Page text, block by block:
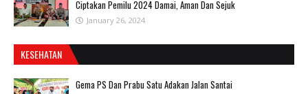
Ciptakan Pemilu 2024 Damai, Aman Dan Sejuk
January 26, 2024
KESEHATAN
Gema PS Dan Prabu Satu Adakan Jalan Santai